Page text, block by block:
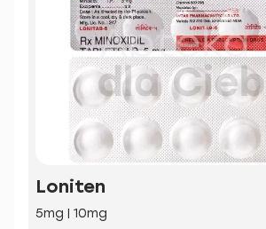
Loniten
5mg | 10mg